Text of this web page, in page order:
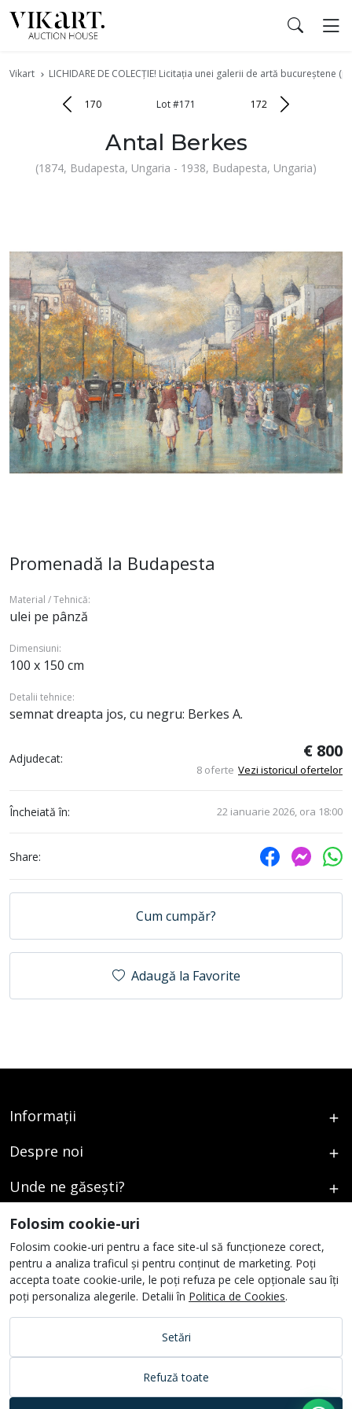
Vikart LICHIDARE DE COLECȚIE! Licitația unei galerii de artă bucureștene
170 Lot #171 172
Antal Berkes
(1874, Budapesta, Ungaria - 1938, Budapesta, Ungaria)
Promenadă la Budapesta
Material / Tehnică:
ulei pe pânză
Dimensiuni:
100 x 150 cm
Detalii tehnice:
semnat dreapta jos, cu negru: Berkes A.
Adjudecat: € 800
8 oferte Vezi istoricul ofertelor
Încheiată în: 22 ianuarie 2026, ora 18:00
Share:
Cum cumpăr?
Adaugă la Favorite
Informații
Despre noi
Unde ne găsești?
Urmați-ne
Folosim cookie-uri
Folosim cookie-uri pentru a face site-ul să funcționeze corect,
pentru a analiza traficul și pentru conținut de marketing. Poți
accepta toate cookie-urile, le poți refuza pe cele opționale sau îți
poți personaliza alegerile. Detalii în Politica de Cookies.
Setări
Refuză toate